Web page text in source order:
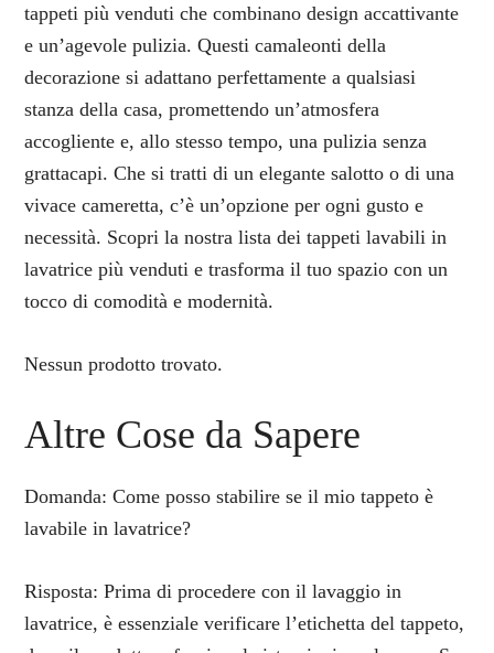
tappeti più venduti che combinano design accattivante
e un’agevole pulizia. Questi camaleonti della
decorazione si adattano perfettamente a qualsiasi
stanza della casa, promettendo un’atmosfera
accogliente e, allo stesso tempo, una pulizia senza
grattacapi. Che si tratti di un elegante salotto o di una
vivace cameretta, c’è un’opzione per ogni gusto e
necessità. Scopri la nostra lista dei tappeti lavabili in
lavatrice più venduti e trasforma il tuo spazio con un
tocco di comodità e modernità.
Nessun prodotto trovato.
Altre Cose da Sapere
Domanda: Come posso stabilire se il mio tappeto è
lavabile in lavatrice?
Risposta: Prima di procedere con il lavaggio in
lavatrice, è essenziale verificare l’etichetta del tappeto,